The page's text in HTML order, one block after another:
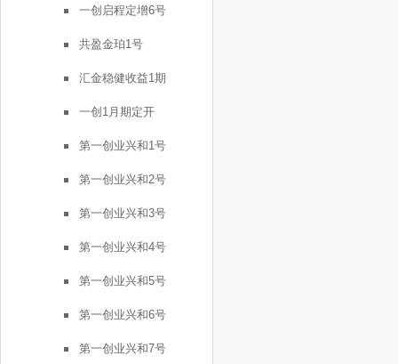
一创启程定增6号
共盈金珀1号
汇金稳健收益1期
一创1月期定开
第一创业兴和1号
第一创业兴和2号
第一创业兴和3号
第一创业兴和4号
第一创业兴和5号
第一创业兴和6号
第一创业兴和7号